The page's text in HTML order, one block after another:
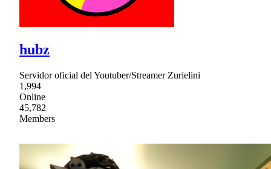
hubz
Servidor oficial del Youtuber/Streamer Zurielini
1,994
Online
45,782
Members